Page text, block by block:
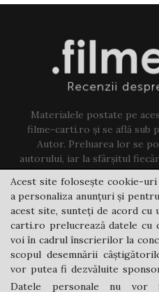
Materialele postate pe
filme-carti.ro și se află sub
Autor. Preluarea lor se
autorului, iar la sfârșitul
existe un link
Contact us:
Acest site folosește cookie-
a personaliza anunțuri și
acest site, sunteți de acord
carti.ro prelucrează datele cu
voi în cadrul înscrierilor la
scopul desemnării
vor putea fi dezvăluite
Datele personale nu